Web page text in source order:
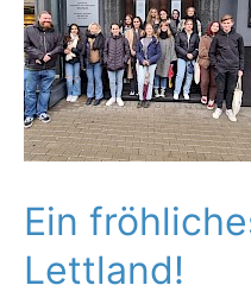
Ein
Lettland!